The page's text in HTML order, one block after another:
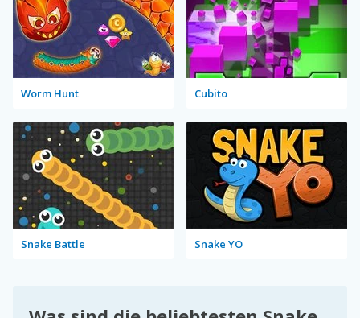
Worm Hunt Cubito
Snake Battle Snake YO